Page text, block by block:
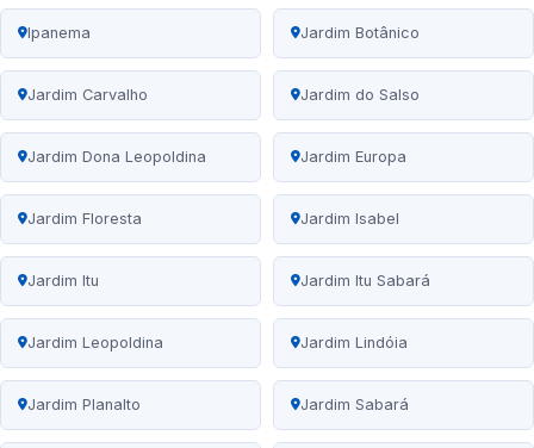
Ipanema Jardim Botânico
Jardim Carvalho Jardim do Salso
Jardim Dona Leopoldina Jardim Europa
Jardim Floresta Jardim Isabel
Jardim Itu Jardim Itu Sabará
Jardim Leopoldina Jardim Lindóia
Jardim Planalto Jardim Sabará